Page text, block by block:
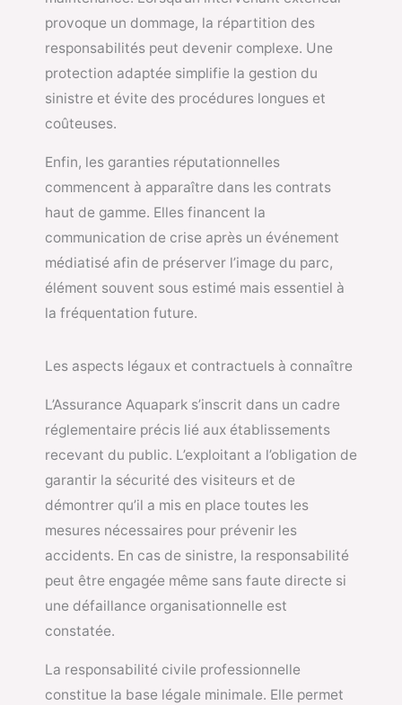
provoque un dommage, la répartition des
responsabilités peut devenir complexe. Une
protection adaptée simplifie la gestion du
sinistre et évite des procédures longues et
coûteuses.
Enfin, les garanties réputationnelles
commencent à apparaître dans les contrats
haut de gamme. Elles financent la
communication de crise après un événement
médiatisé afin de préserver l’image du parc,
élément souvent sous estimé mais essentiel à
la fréquentation future.
Les aspects légaux et contractuels à connaître
L’Assurance Aquapark s’inscrit dans un cadre
réglementaire précis lié aux établissements
recevant du public. L’exploitant a l’obligation de
garantir la sécurité des visiteurs et de
démontrer qu’il a mis en place toutes les
mesures nécessaires pour prévenir les
accidents. En cas de sinistre, la responsabilité
peut être engagée même sans faute directe si
une défaillance organisationnelle est
constatée.
La responsabilité civile professionnelle
constitue la base légale minimale. Elle permet